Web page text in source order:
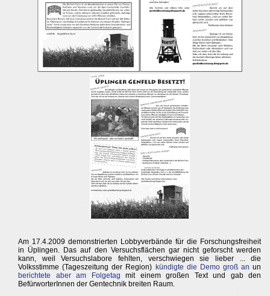
Am 17.4.2009 demonstrierten Lobbyverbände für die Forschungsfreiheit
in Üplingen. Das auf den Versuchsflächen gar nicht geforscht werden
kann, weil Versuchslabore fehlten, verschwiegen sie lieber ... die
Volksstimme (Tageszeitung der Region) kündigte die Demo groß an un
berichtete aber am Folgetag mit einem großen Text und gab den
BefürworterInnen der Gentechnik breiten Raum.